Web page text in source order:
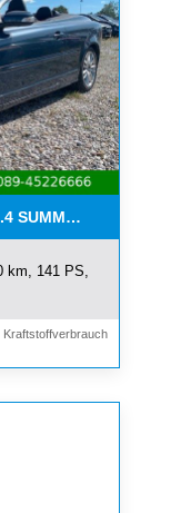
km, 141 PS,
Kraftstoffverbrauch